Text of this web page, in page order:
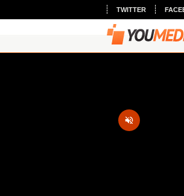
TWITTER